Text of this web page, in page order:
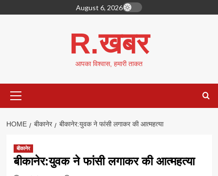
to
August 6, 2026
R.खबर
आपका विश्वास, हमारी ताकत
Menu
HOME बीकानेर बीकानेर:युवक ने फांसी लगाकर की आत्महत्या
बीकानेर
बीकानेर:युवक ने फांसी लगाकर की आत्महत्या